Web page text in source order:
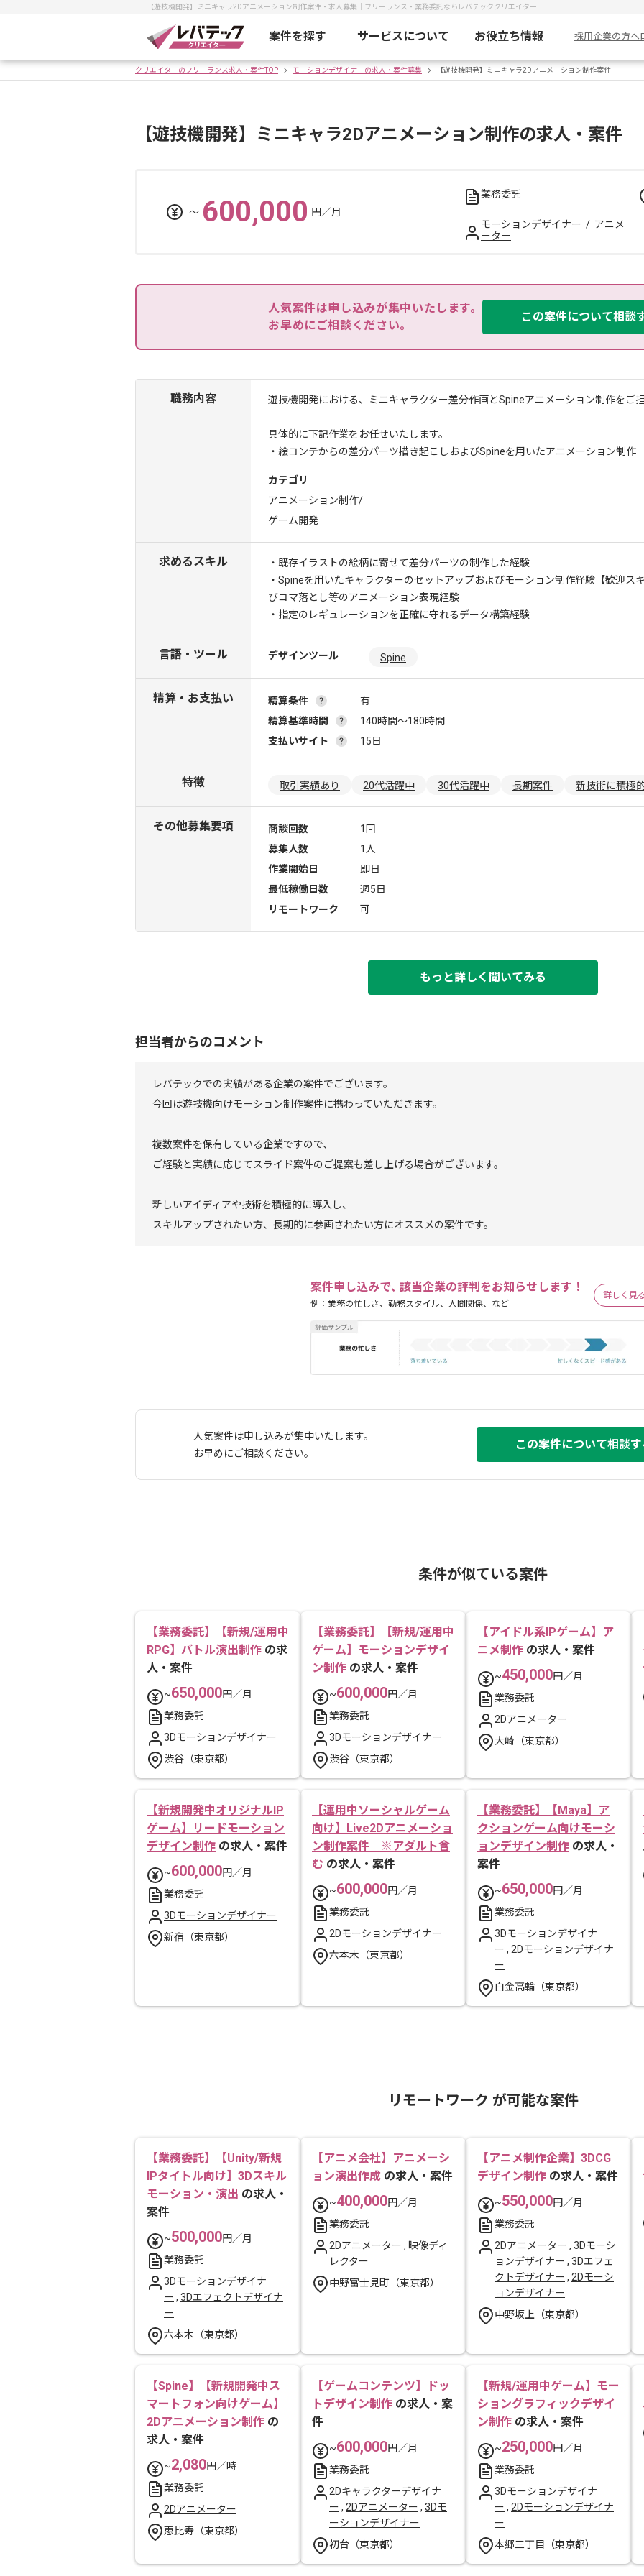
【遊技機開発】ミニキャラ2Dアニメーション制作案件・求人募集｜フリーランス・業務委託ならレバテッククリエイター
案件を探す サービスについて お役立ち情報 採用企業の方へ
クリエイターのフリーランス求人・案件TOP モーションデザイナーの求人・案件募集 【遊技機開発】ミニキャラ2Dアニメーション制作案件
【遊技機開発】ミニキャラ2Dアニメーション制作の求人・案件
〜 600,000 円／月
業務委託
モーションデザイナー / アニメ
ーター
人気案件は申し込みが集中いたします。
お早めにご相談ください。
この案件について相談
職務内容 遊技機開発における、ミニキャラクター差分作画とSpineアニメーション制作をご担
具体的に下記作業をお任せいたします。
・絵コンテからの差分パーツ描き起こしおよびSpineを用いたアニメーション制作
カテゴリ
アニメーション制作/
ゲーム開発
求めるスキル
・既存イラストの絵柄に寄せて差分パーツの制作した経験
・Spineを用いたキャラクターのセットアップおよびモーション制作経験 【歓迎ス
びコマ落とし等のアニメーション表現経験
・指定のレギュレーションを正確に守れるデータ構築経験
言語・ツール デザインツール Spine
精算・お支払い 精算条件
有
精算基準時間
140時間〜180時間
支払いサイト
15日
特徴 取引実績あり 20代活躍中 30代活躍中 長期案件 新技術に積極
その他募集要項 商談回数
1回
募集人数
1人
作業開始日
即日
最低稼働日数
週5日
リモートワーク
可
もっと詳しく聞いてみる
担当者からのコメント
レバテックでの実績がある企業の案件でございます。
今回は遊技機向けモーション制作案件に携わっていただきます。
複数案件を保有している企業ですので、
ご経験と実績に応じてスライド案件のご提案も差し上げる場合がございます。
新しいアイディアや技術を積極的に導入し、
スキルアップされたい方、長期的に参画されたい方にオススメの案件です。
案件申し込みで､ 該当企業の評判をお知らせします！
例：業務の忙しさ、勤務スタイル、人間関係、など
詳しく見る
人気案件は申し込みが集中いたします。
お早めにご相談ください。
この案件について相談す
条件が似ている案件
【業務委託】【新規/運用中
RPG】バトル演出制作 の求
人・案件
~650,000円／月
業務委託
3Dモーションデザイナー
渋谷（東京都）
【業務委託】【新規/運用中
ゲーム】モーションデザイ
ン制作 の求人・案件
~600,000円／月
業務委託
3Dモーションデザイナー
渋谷（東京都）
【アイドル系IPゲーム】ア
ニメ制作 の求人・案件
~450,000円／月
業務委託
2Dアニメーター
大崎（東京都）
【新規開発中オリジナルIP
ゲーム】リードモーション
デザイン制作 の求人・案件
~600,000円／月
業務委託
3Dモーションデザイナー
新宿（東京都）
【運用中ソーシャルゲーム
向け】Live2Dアニメーショ
ン制作案件 ※アダルト含
む の求人・案件
~600,000円／月
業務委託
2Dモーションデザイナー
六本木（東京都）
【業務委託】【Maya】ア
クションゲーム向けモーシ
ョンデザイン制作 の求人・
案件
~650,000円／月
業務委託
3Dモーションデザイナ
ー , 2Dモーションデザイナ
ー
白金高輪（東京都）
リモートワーク が可能な案件
【業務委託】【Unity/新規
IPタイトル向け】3Dスキル
モーション・演出 の求人・
案件
~500,000円／月
業務委託
3Dモーションデザイナ
ー , 3Dエフェクトデザイナ
ー
六本木（東京都）
【アニメ会社】アニメーシ
ョン演出作成 の求人・案件
~400,000円／月
業務委託
2Dアニメーター , 映像ディ
レクター
中野富士見町（東京都）
【アニメ制作企業】3DCG
デザイン制作 の求人・案件
~550,000円／月
業務委託
2Dアニメーター , 3Dモーシ
ョンデザイナー , 3Dエフェ
クトデザイナー , 2Dモーシ
ョンデザイナー
中野坂上（東京都）
【Spine】【新規開発中ス
マートフォン向けゲーム】
2Dアニメーション制作 の
求人・案件
~2,080円／時
業務委託
2Dアニメーター
恵比寿（東京都）
【ゲームコンテンツ】ドッ
トデザイン制作 の求人・案
件
~600,000円／月
業務委託
2Dキャラクターデザイナ
ー , 2Dアニメーター , 3Dモ
ーションデザイナー
初台（東京都）
【新規/運用中ゲーム】モー
ショングラフィックデザイ
ン制作 の求人・案件
~250,000円／月
業務委託
3Dモーションデザイナ
ー , 2Dモーションデザイナ
ー
本郷三丁目（東京都）